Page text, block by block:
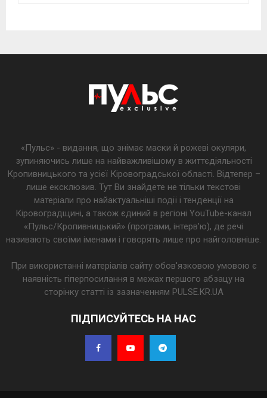
«Пульс» - видання, що знімає маски й рожеві окуляри,
зупиняючись лише на найважливішому в життєдіяльності
Кропивницького та усієї Кіровоградської області. Відтепер –
лише ексклюзив. Тут Ви знайдете не тільки текстові
матеріали про найактуальніші події і тенденції на
Кіровоградщині, а також єдиний в регіоні YouTube-канал
«Пульс/Кропивницький» (програми, інтерв’ю), де речі
називають своїми іменами і говорять лише про найголовніше.
При використанні матеріалів сайту обов'язковою умовою є
наявність гіперпосилання в межах першого абзацу на
сторінку статті із зазначенням PULSE.KR.UA
ПІДПИСУЙТЕСЬ НА НАС